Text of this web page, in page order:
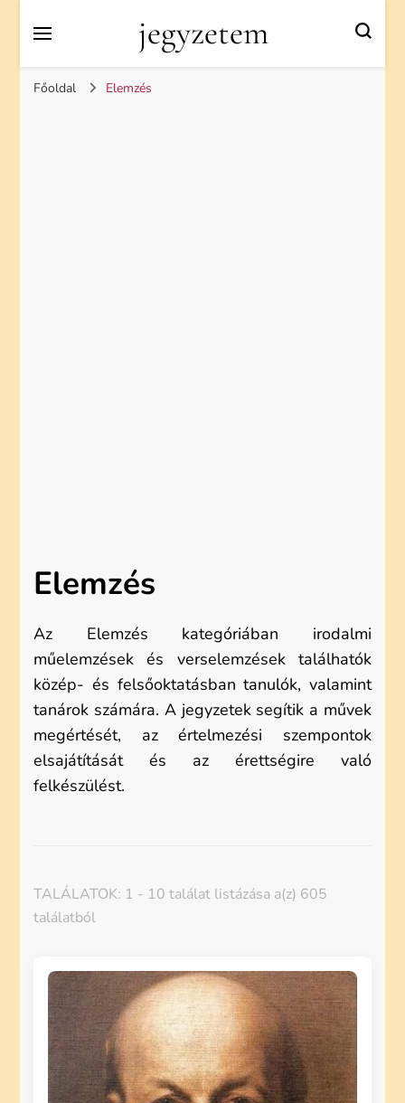
jegyzetem
Főoldal Elemzés
Elemzés
Az Elemzés kategóriában irodalmi
műelemzések és verselemzések találhatók
közép- és felsőoktatásban tanulók, valamint
tanárok számára. A jegyzetek segítik a művek
megértését, az értelmezési szempontok
elsajátítását és az érettségire való
felkészülést.
TALÁLATOK: 1 - 10 találat listázása a(z) 605
találatból